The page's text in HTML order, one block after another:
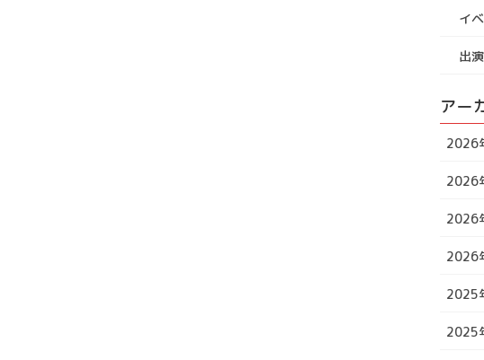
イ
出
アー
2026
2026
2026
2026
2025
2025